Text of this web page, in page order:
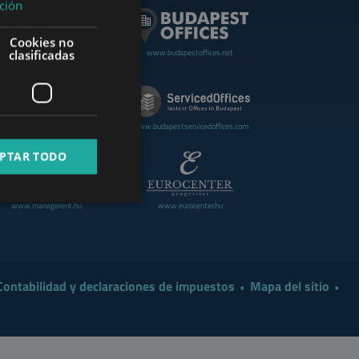
www.budapestoffices.net
www.budapestservicedoffices.com
www.managerent.hu
www.eurocenter.hu
y declaraciones de impuestos
Mapa del sitio
FRENCH
ARABIC
Cookies no
clasificadas
TODO